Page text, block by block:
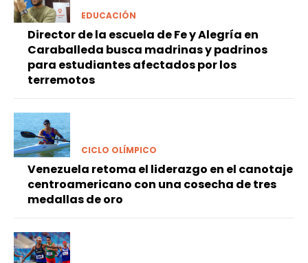
EDUCACIÓN
Director de la escuela de Fe y Alegría en
Caraballeda busca madrinas y padrinos
para estudiantes afectados por los
terremotos
CICLO OLÍMPICO
Venezuela retoma el liderazgo en el canotaje
centroamericano con una cosecha de tres
medallas de oro